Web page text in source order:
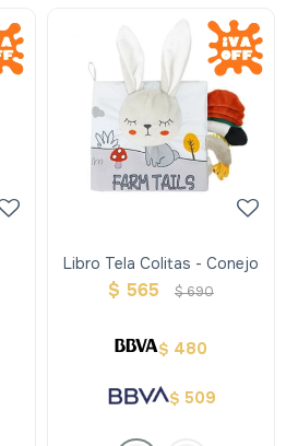
Libro Tela Colitas - Conejo
$ 565 $690
$ 480
$ 509